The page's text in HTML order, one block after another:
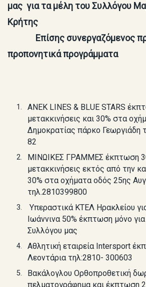
μας για τα μέλη του Συλλόγου
Επίσης συνεργαζόμενος
προπονητικά προγράμματα
ΑΝΕΚ LINES & BLUE STARS
μετακκινήσεις και 30% στα
Δημοκρατίας πάρκο Γεωργιάδη
82
ΜΙΝΩΙΚΕΣ ΓΡΑΜΜΕΣ έκπτωση
μετακκινήσεις εκτός από την
30% στα οχήματα οδός 25ης
Υπεραστικά ΚΤΕΛ Ηρακλείου
Ιωάννινα 50% έκπτωση μόνο
Συλλόγου μας
Αθλητική εταιρεία Intersport
Λεοντάρια τηλ:2810- 300603
Βακάλογλου Ορθοπροθετική
πελματογράφημα και έκπτωση